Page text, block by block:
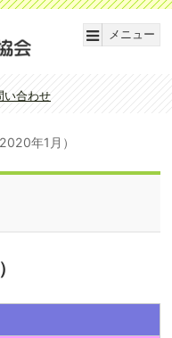
メニュー
い合わせ
年1月）